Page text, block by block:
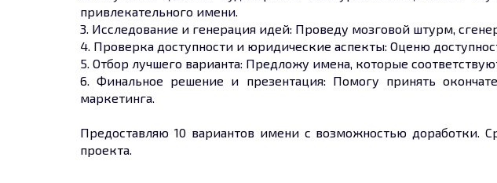
привлекательного имени.
3. Исследование и генерация идей: Проведу мозговой штурм,
4. Проверка доступности и юридические аспекты: Оценю
5. Отбор лучшего варианта: Предложу имена, которые
6. Финальное решение и презентация: Помогу принять
маркетинга.
Предоставляю 10 вариантов имени с возможностью доработки.
проекта.